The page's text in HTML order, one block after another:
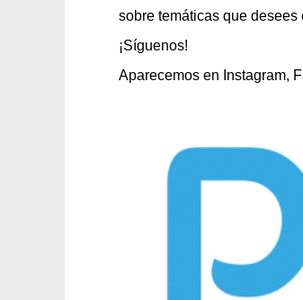
sobre temáticas que
¡Síguenos!
Aparecemos en Instagram,